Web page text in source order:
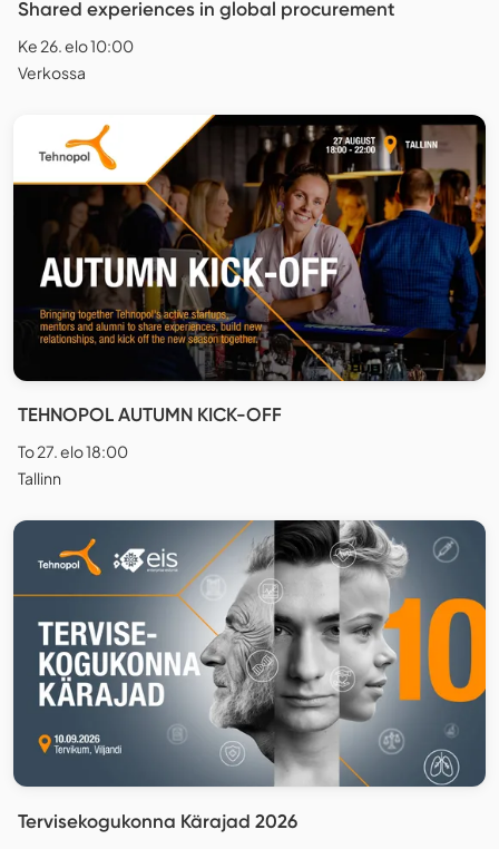
Shared experiences in global procurement
Ke 26. elo 10:00
Verkossa
TEHNOPOL AUTUMN KICK-OFF
To 27. elo 18:00
Tallinn
Tervisekogukonna Kärajad 2026